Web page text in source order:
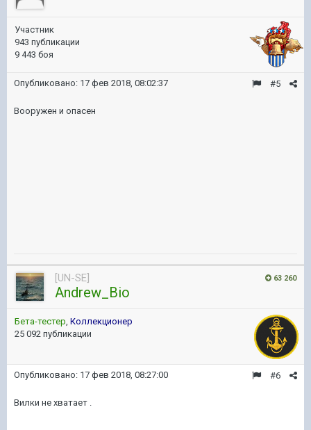
Участник
943 публикации
9 443 боя
#5
Опубликовано: 17 фев 2018, 08:02:37
Вооружен и опасен
63 260
[UN-SE]
Andrew_Bio
Бета-тестер, Коллекционер
25 092 публикации
#6
Опубликовано: 17 фев 2018, 08:27:00
Вилки не хватает .